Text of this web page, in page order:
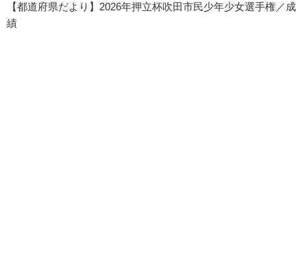
【都道府県だより】2026年押立杯吹田市民少年少女選手権／成
績